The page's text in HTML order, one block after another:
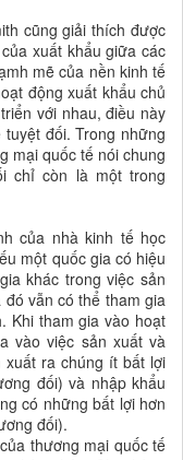
cũng giải thích được
xuất khẩu giữa các
mẽ của nền kinh tế
động xuất khẩu chủ
với nhau, điều này
đối. Trong những
mại quốc tế nói chung
chỉ còn là một trong
của nhà kinh tế học
một quốc gia có hiệu
khác trong việc sản
vẫn có thể tham gia
Khi tham gia vào hoạt
vào việc sản xuất và
xuất ra chúng ít bất lợi
đối) và nhập khẩu
có những bất lợi hơn
đối).
thương mại quốc tế